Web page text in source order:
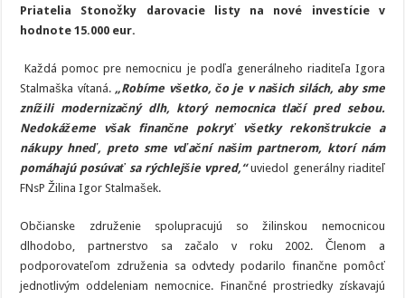
darovacie
za
Priatelia Stonožky darovacie listy na nové investície v
hodnote 15.000 eur.
Každá pomoc pre nemocnicu je podľa generálneho riaditeľa Igora
Stalmaška vítaná. „Robíme všetko, čo je v našich silách, aby sme
znížili modernizačný dlh, ktorý nemocnica tlačí pred sebou.
Nedokážeme však finančne pokryť všetky rekonštrukcie a
nákupy hneď, preto sme vďační našim partnerom, ktorí nám
pomáhajú posúvať sa rýchlejšie vpred,“ uviedol generálny riaditeľ
FNsP Žilina Igor Stalmašek.
Občianske združenie spolupracujú so žilinskou nemocnicou
dlhodobo, partnerstvo sa začalo v roku 2002. Členom a
podporovateľom združenia sa odvtedy podarilo finančne pomôcť
jednotlivým oddeleniam nemocnice. Finančné prostriedky získavajú